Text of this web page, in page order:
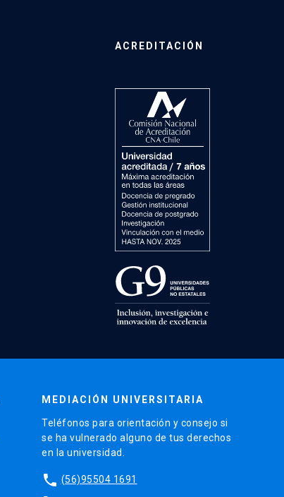
ACREDITACIÓN
MEDIACIÓN UNIVERSITARIA
Teléfonos para orientación y consejo si
se ha vulnerado alguno de tus derechos
en la universidad.
phone (56)95504 1691